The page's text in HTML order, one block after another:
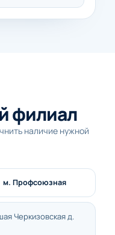
филиал
наличие нужной
Черкизовская д.
м. Профсоюзная